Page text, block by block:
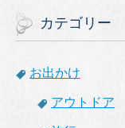
カテゴリー
お出かけ
アウトドア